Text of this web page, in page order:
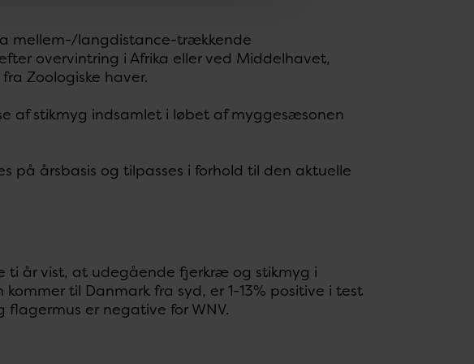
mellem-/langdistance-trækkende
overvintring i Afrika eller ved Middelhavet,
Zoologiske haver.
af stikmyg indsamlet i løbet af myggesæsonen
på årsbasis og tilpasses i forhold til den aktuelle
ti år vist, at udegående fjerkræ og stikmyg i
til Danmark fra syd, er 1-13% positive i test
er negative for WNV.